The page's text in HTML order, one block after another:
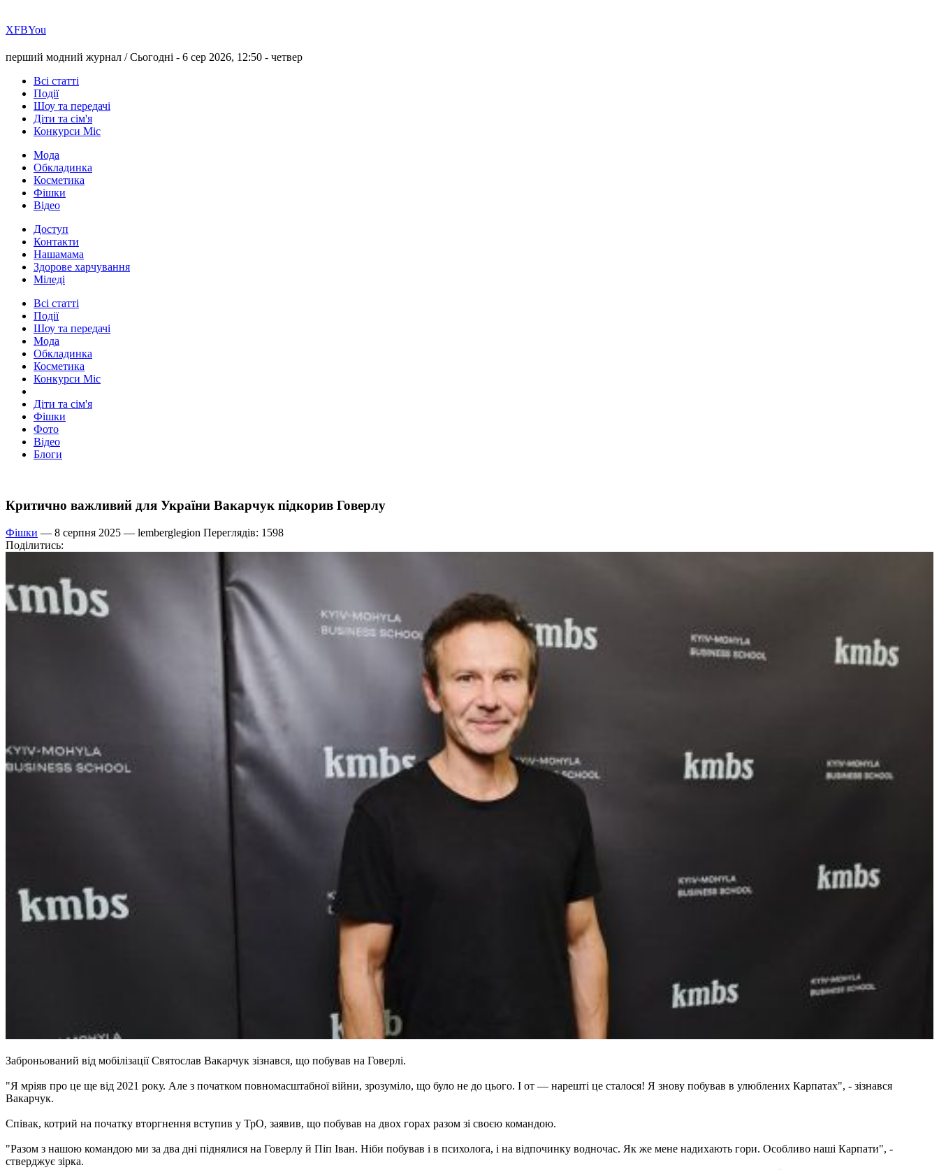
ХFBYou
перший модний журнал /Сьогодні - 6 сер 2026, 12:50 - четвер
Всі статті
Події
Шоу та передачі
Діти та сім'я
Конкурси Міс
Мода
Обкладинка
Косметика
Фішки
Відео
Доступ
Контакти
Нашамама
Здорове харчування
Міледі
Всі статті
Події
Шоу та передачі
Мода
Обкладинка
Косметика
Конкурси Міс
Діти та сім'я
Фішки
Фото
Відео
Блоги
Критично важливий для України Вакарчук підкорив Говерлу
Фішки — 8 серпня 2025 — lemberglegion Переглядів: 1598
Поділитись:
Заброньований від мобілізації Святослав Вакарчук зізнався, що побував на Говерлі.
"Я мріяв про це ще від 2021 року. Але з початком повномасштабної війни, зрозуміло, що було не до цього. І от — нарешті це сталося! Я знову побував в улюблених Карпатах", - зізнався
Вакарчук.
Співак, котрий на початку вторгнення вступив у ТрО, заявив, що побував на двох горах разом зі своєю командою.
"Разом з нашою командою ми за два дні піднялися на Говерлу й Піп Іван. Ніби побував і в психолога, і на відпочинку водночас. Як же мене надихають гори. Особливо наші Карпати", -
стверджує зірка.